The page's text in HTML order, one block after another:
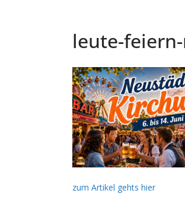
leute-
zum Artikel gehts hier